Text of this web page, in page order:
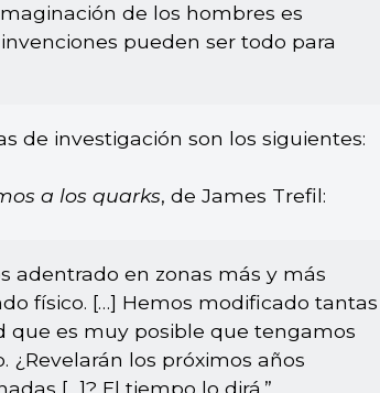
de los hombres es
pueden ser todo para
de investigación son los siguientes:
a los quarks, de James Trefil:
adentrado en zonas más y más
físico. […] Hemos modificado tantas
que es muy posible que tengamos
los próximos años
[…]? El tiempo lo dirá.”